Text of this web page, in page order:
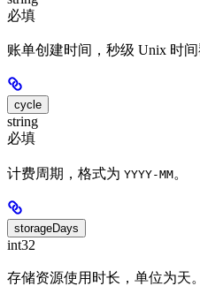
必填
账单创建时间，秒级 Unix 时间
cycle
string
必填
计费周期，格式为 YYYY-MM。
storageDays
int32
存储资源使用时长，单位为天。